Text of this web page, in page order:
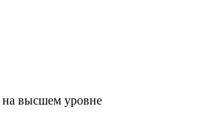
высшем уровне